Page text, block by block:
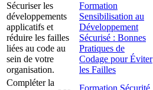
Sécuriser les
développements
applicatifs et
réduire les failles
liées au code au
sein de votre
organisation.
Formation
Sensibilisation au
Développement
Sécurisé : Bonnes
Pratiques de
Codage pour Éviter
les Failles
Compléter la